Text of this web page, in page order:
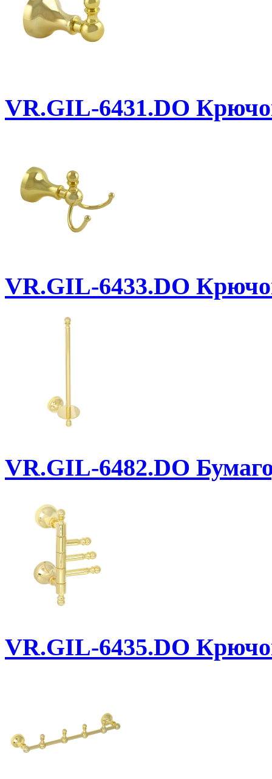
VR.GIL-6431.DO
VR.GIL-6433.DO
VR.GIL-6482.DO
VR.GIL-6435.DO